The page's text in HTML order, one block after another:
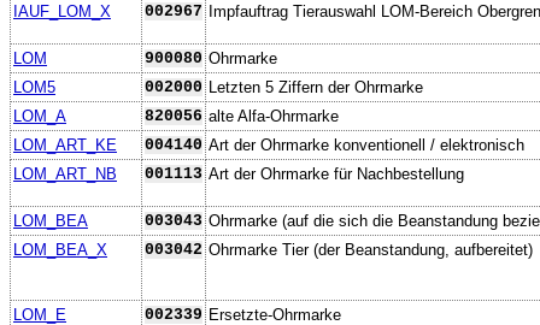
IAUF_LOM_X 002967 Impfauftrag Tierauswahl LOM-Bereich
LOM 900080 Ohrmarke
LOM5
002000
Letzten 5 Ziffern der Ohrmarke
LOM_A
820056 alte Alfa-Ohrmarke
LOM_ART_KE
004140 Art der Ohrmarke konventionell / elektronisch
LOM_ART_NB
001113 Art der Ohrmarke für Nachbestellung
LOM_BEA 003043 Ohrmarke (auf die sich die Beanstandung
LOM_BEA_X
003042 Ohrmarke Tier (der Beanstandung, aufbereitet)
LOM_E 002339 Ersetzte-Ohrmarke